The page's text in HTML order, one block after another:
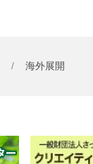
海外展開